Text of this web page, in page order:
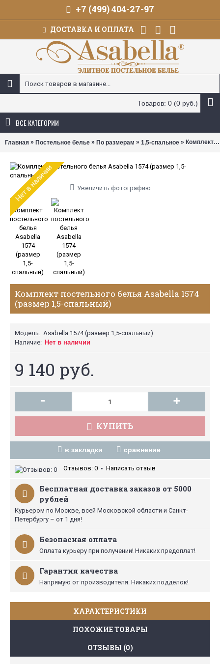
+7 (499) 404-27-97
ДОСТАВКА И ОПЛАТА
Товаров: 0 (0 руб.)
ВСЕ КАТЕГОРИИ
Главная » Постельное белье » По размерам » 1,5-спальное » Комплект постельного белья Asabella 1574 (размер 1,5-спальный)
Нет в наличии Увеличить фотографию
Комплект постельного белья Asabella 1574
(размер 1,5-спальный)
Модель: Asabella 1574 (размер 1,5-спальный)
Наличие: Нет в наличии
9 140 руб.
- +
КУПИТЬ
в закладки сравнение
Отзывов: 0 • Написать отзыв
Бесплатная доставка заказов от 5000
рублей
Курьером по Москве, всей Московской области и Санкт-
Петербургу – от 1 дня!
Безопасная оплата
Оплата курьеру при получении! Никаких предоплат!
Гарантия качества
Напрямую от производителя. Никаких подделок!
ХАРАКТЕРИСТИКИ
ПОХОЖИЕ ТОВАРЫ
ОТЗЫВЫ (0)